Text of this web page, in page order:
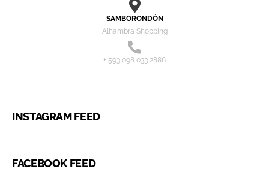
SAMBORONDÓN
Alhambra Shopping
+ 593 098 033 2886
INSTAGRAM FEED
FACEBOOK FEED